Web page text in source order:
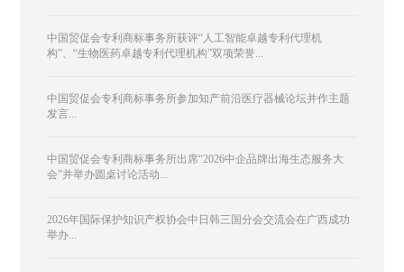
中国贸促会专利商标事务所获评“人工智能卓越专利代理机
构”、“生物医药卓越专利代理机构”双项荣誉...
中国贸促会专利商标事务所参加知产前沿医疗器械论坛并作主题
发言...
中国贸促会专利商标事务所出席“2026中企品牌出海生态服务大
会”并举办圆桌讨论活动...
2026年国际保护知识产权协会中日韩三国分会交流会在广西成功
举办...